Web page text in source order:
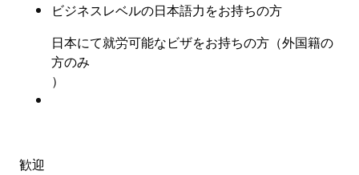
ビジネスレベルの日本語力をお持ちの方
日本にて就労可能なビザをお持ちの方（外国籍の
方のみ
）
歓迎